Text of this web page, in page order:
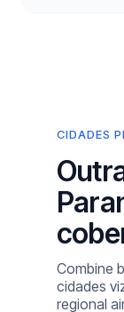
CIDADES
Combine
cidades
regional